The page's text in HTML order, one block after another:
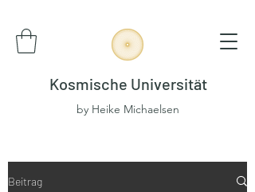
Kosmische Universität
by Heike Michaelsen
Beitrag